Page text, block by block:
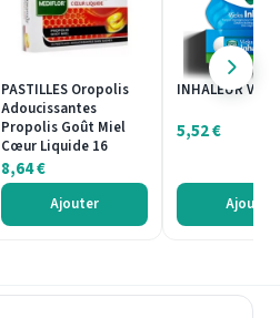
PASTILLES Oropolis
Adoucissantes
Propolis Goût Miel
Cœur Liquide 16
8,64€
Ajouter
INHALEUR Vicks
5,52€
Ajouter